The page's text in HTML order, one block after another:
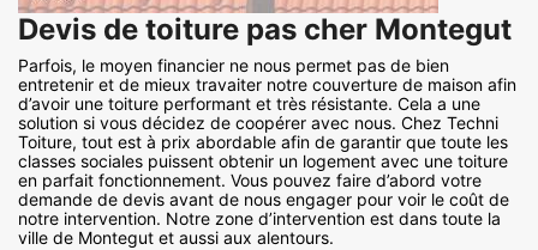
Devis de toiture pas cher Montegut
Parfois, le moyen financier ne nous permet pas de bien
entretenir et de mieux travaiter notre couverture de maison afin
d’avoir une toiture performant et très résistante. Cela a une
solution si vous décidez de coopérer avec nous. Chez Techni
Toiture, tout est à prix abordable afin de garantir que toute les
classes sociales puissent obtenir un logement avec une toiture
en parfait fonctionnement. Vous pouvez faire d’abord votre
demande de devis avant de nous engager pour voir le coût de
notre intervention. Notre zone d’intervention est dans toute la
ville de Montegut et aussi aux alentours.